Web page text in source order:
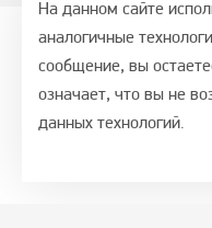
© 2026, СТМ -
Политика обработки
На данном сайте
аналогичные
сообщение, вы
означает, что вы не
данных технологий.